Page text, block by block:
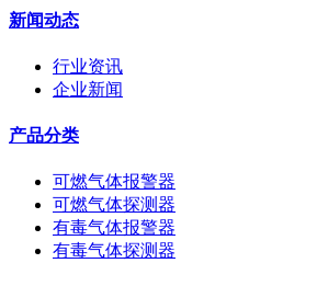
新闻动态
行业资讯
企业新闻
产品分类
可燃气体报警器
可燃气体探测器
有毒气体报警器
有毒气体探测器